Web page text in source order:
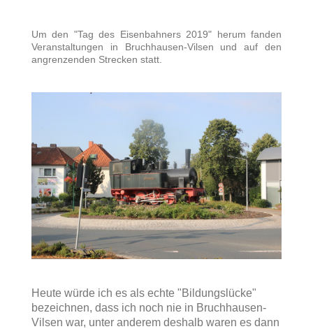
Um den "Tag des Eisenbahners 2019" herum fanden
Veranstaltungen in Bruchhausen-Vilsen und auf den
angrenzenden Strecken statt.
Heute würde ich es als echte "Bildungslücke"
bezeichnen, dass ich noch nie in Bruchhausen-
Vilsen war, unter anderem deshalb waren es dann